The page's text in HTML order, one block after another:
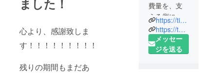
ました！
心より、感謝致しま
す！！！！！！！！！
残りの期間もまだあ
費量を、支
える側に回
りたい！と
いう思い
で、単なる
https://tikuwablog.com/
https://twitter.com/ryounokanousei
メッセー
ジを送る